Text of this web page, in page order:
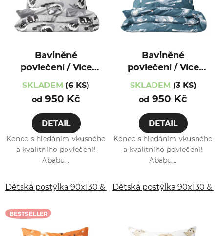
Bavlněné
povlečení / Více
var. / Jezevec
SKLADEM (6 KS)
od 950 Kč
DETAIL
Konec s hledáním vkusného
a kvalitního povlečení!
Ababu...
Dětská postýlka 90x130 & 40x60 cm Dětská
Bavlněné
povlečení / Více
var. / Kočička
SKLADEM (3 KS)
od 950 Kč
DETAIL
Konec s hledáním vkusného
a kvalitního povlečení!
Ababu...
Dětská postýlka 90x130 &
BESTSELLER